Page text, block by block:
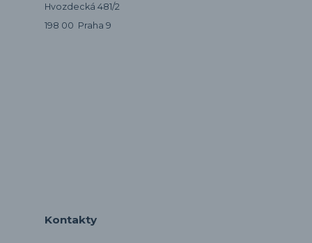
Hvozdecká 481/2
198 00 Praha 9
Kontakty